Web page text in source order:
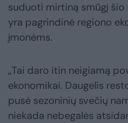
suduoti mirtiną smūgį šio
yra pagrindinė regiono
įmonėms.
„Tai daro itin neigiamą
ekonomikai. Daugelis
pusė sezoninių svečių
niekada nebegalės